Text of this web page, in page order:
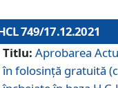
749/17.12.2021
Titlu: Aprobarea
în folosință gratuită